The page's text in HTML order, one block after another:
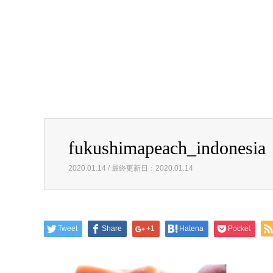
fukushimapeach_indonesia
2020.01.14 / 最終更新日：2020.01.14
Tweet Share +1 Hatena Pocket